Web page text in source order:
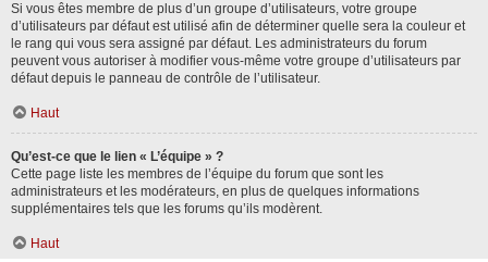
Si vous êtes membre de plus d’un groupe d’utilisateurs, votre groupe
d’utilisateurs par défaut est utilisé afin de déterminer quelle sera la couleur et
le rang qui vous sera assigné par défaut. Les administrateurs du forum
peuvent vous autoriser à modifier vous-même votre groupe d’utilisateurs par
défaut depuis le panneau de contrôle de l’utilisateur.
Haut
Qu’est-ce que le lien « L’équipe » ?
Cette page liste les membres de l’équipe du forum que sont les
administrateurs et les modérateurs, en plus de quelques informations
supplémentaires tels que les forums qu’ils modèrent.
Haut